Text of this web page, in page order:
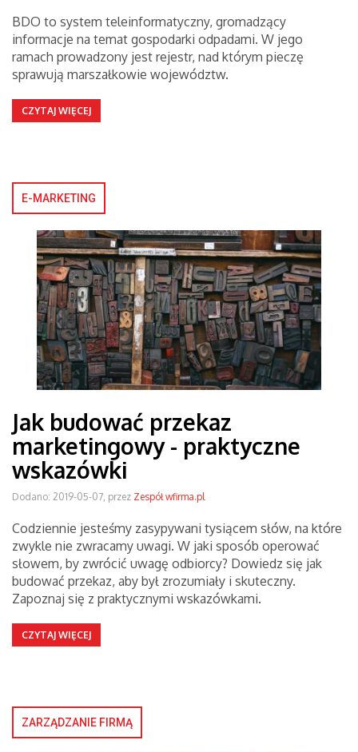
BDO to system teleinformatyczny, gromadzący
informacje na temat gospodarki odpadami. W jego
ramach prowadzony jest rejestr, nad którym pieczę
sprawują marszałkowie województw.
CZYTAJ WIĘCEJ
E-MARKETING
Jak budować przekaz
marketingowy - praktyczne
wskazówki
Dodano: 2019-05-07, przez Zespół wfirma.pl
Codziennie jesteśmy zasypywani tysiącem słów, na które
zwykle nie zwracamy uwagi. W jaki sposób operować
słowem, by zwrócić uwagę odbiorcy? Dowiedz się jak
budować przekaz, aby był zrozumiały i skuteczny.
Zapoznaj się z praktycznymi wskazówkami.
CZYTAJ WIĘCEJ
ZARZĄDZANIE FIRMĄ